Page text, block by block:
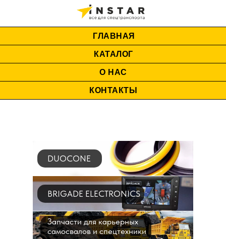
ГЛАВНАЯ
КАТАЛОГ
О НАС
КОНТАКТЫ
DUOCONE
BRIGADE ELECTRONICS
Запчасти для карьерных
самосвалов и спецтехники